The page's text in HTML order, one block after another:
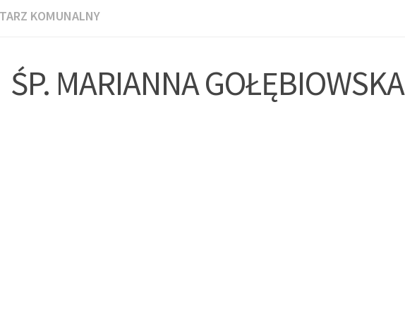
KOMUNALNY
ŚP. MARIANNA GOŁĘBIOWSKA